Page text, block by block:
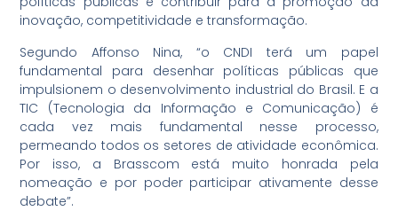
inovação, competitividade e transformação.
Segundo Affonso Nina, “o CNDI terá um papel
fundamental para desenhar políticas públicas que
impulsionem o desenvolvimento industrial do Brasil. E a
TIC (Tecnologia da Informação e Comunicação) é
cada vez mais fundamental nesse processo,
permeando todos os setores de atividade econômica.
Por isso, a Brasscom está muito honrada pela
nomeação e por poder participar ativamente desse
debate”.